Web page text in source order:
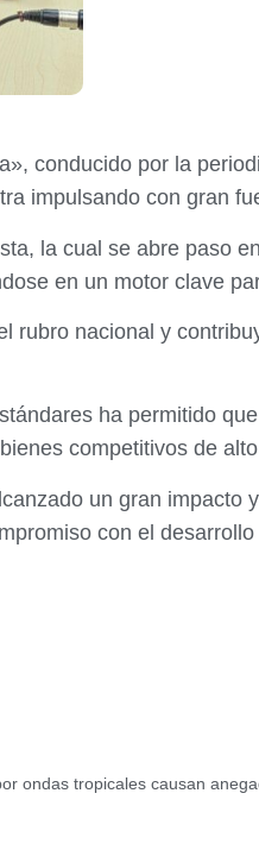
conducido por la
impulsando con gran
la cual se abre paso
en un motor clave
rubro nacional y
ha permitido
competitivos de
un gran impacto
con el